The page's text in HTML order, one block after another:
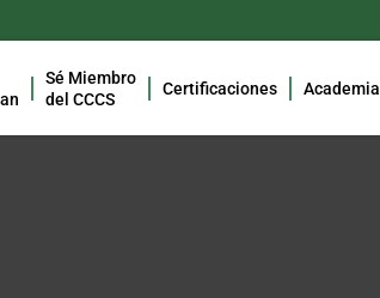
Sé Miembro
del CCCS
Certificaciones Academia